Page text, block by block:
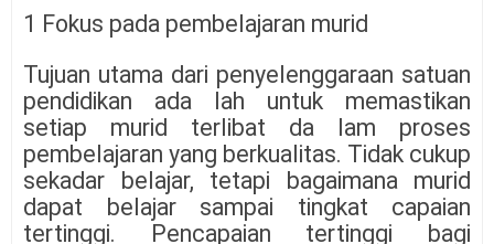
1 Fokus pada pembelajaran murid
Tujuan utama dari penyelenggaraan satuan
pendidikan ada lah untuk memastikan
setiap murid terlibat da lam proses
pembelajaran yang berkualitas. Tidak cukup
sekadar belajar, tetapi bagaimana murid
dapat belajar sampai tingkat capaian
tertinggi. Pencapaian tertinggi bagi